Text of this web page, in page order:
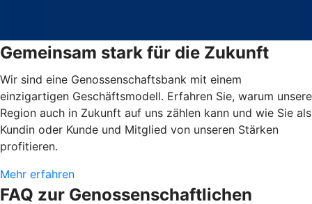
Gemeinsam stark für die Zukunft
Wir sind eine Genossenschaftsbank mit einem
einzigartigen Geschäftsmodell. Erfahren Sie, warum unsere
Region auch in Zukunft auf uns zählen kann und wie Sie als
Kundin oder Kunde und Mitglied von unseren Stärken
profitieren.
Mehr erfahren
FAQ zur Genossenschaftlichen